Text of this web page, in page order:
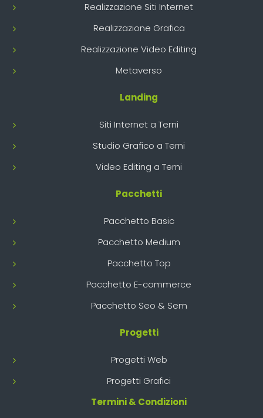
Realizzazione Siti Internet
Realizzazione Grafica
Realizzazione Video Editing
Metaverso
Landing
Siti Internet a Terni
Studio Grafico a Terni
Video Editing a Terni
Pacchetti
Pacchetto Basic
Pacchetto Medium
Pacchetto Top
Pacchetto E-commerce
Pacchetto Seo & Sem
Progetti
Progetti Web
Progetti Grafici
Termini & Condizioni